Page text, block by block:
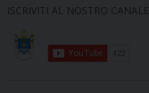
ISCRIVITI AL NOSTRO CANALE